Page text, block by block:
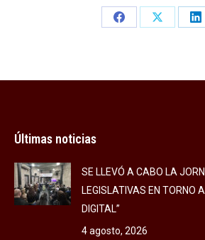
Share
Share
Últimas noticias
SE LLEVÓ A CABO LA
LEGISLATIVAS EN TORNO
DIGITAL”
4 agosto, 2026